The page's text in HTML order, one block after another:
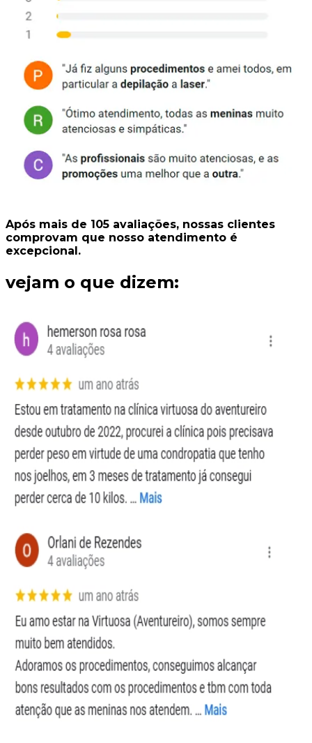
Após mais de 105 avaliações, nossas clientes
comprovam que nosso atendimento é
excepcional.
vejam o que dizem: